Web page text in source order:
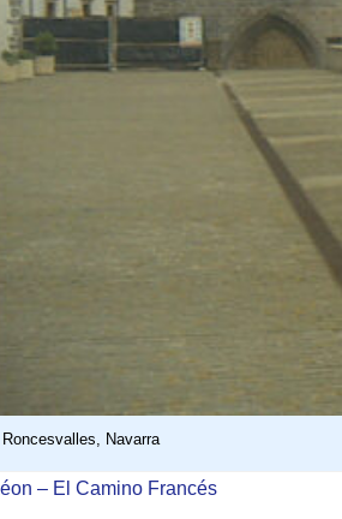
Roncesvalles, Navarra
– El Camino Francés